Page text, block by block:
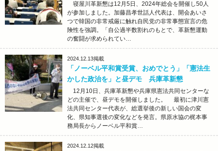
寝屋川革新懇は12月5日、2024年総会を開催し50人
が参加しました。加藤昌孝世話人代表は、開会あいさ
つで韓国の非常戒厳に触れ自民党の非常事態宣言の危
険性を強調。「自公過半数割れのもとで、革新懇運動
の奮闘が求められてい…
2024.12.13掲載
「ノーベル平和賞受賞、おめでとう」「憲法生
かした政治を」と昼デモ 兵庫革新懇
12月10日、兵庫革新懇や兵庫県憲法共同センターな
どの主催で、昼デモを開催しました。 最初に津川憲
法共同センター代表が、総選挙後の新しい国会の変
化、県知事選後の変化などを発言。県原水協の梶本事
務局長からノーベル平和賞…
2024.12.12掲載